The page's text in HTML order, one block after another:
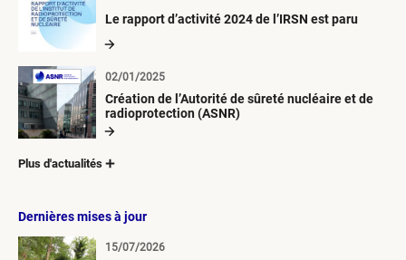
Le rapport d’activité 2024 de l’IRSN est paru
Création de l’Autorité de sûreté nucléaire et de
radioprotection (ASNR)
02/01/2025
Plus d'actualités
Dernières mises à jour
15/07/2026